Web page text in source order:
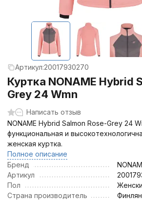
Артикул:20017930270
Куртка NONAME Hybrid
Grey 24 Wmn
Написать отзыв
NONAME Hybrid Salmon Rose-Grey 24
функциональная и
женская куртка.
Полное описание
Бренд
Артикул
Пол
Страна производитель